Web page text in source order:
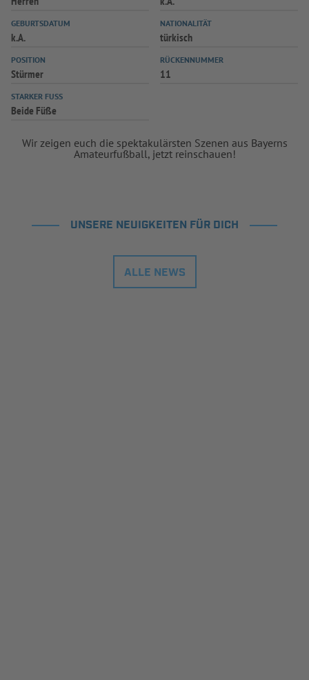
GEBURTSDATUM
k.A.
NATIONALITÄT
türkisch
POSITION
Stürmer
RÜCKENNUMMER
11
STARKER FUSS
Beide Füße
Wir zeigen euch die spektakulärsten Szenen aus Bayerns
Amateurfußball, jetzt reinschauen!
UNSERE NEUIGKEITEN FÜR DICH
ALLE NEWS